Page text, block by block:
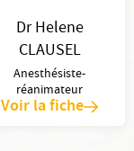
Dr Helene
CLAUSEL
Anesthésiste-
réanimateur
Voir la fiche